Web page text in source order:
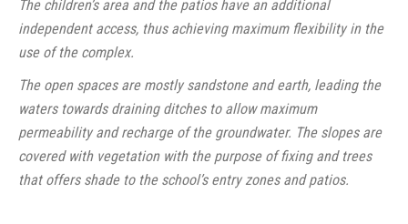
The children’s area and the patios have an additional
independent access, thus achieving maximum flexibility in the
use of the complex.
The open spaces are mostly sandstone and earth, leading the
waters towards draining ditches to allow maximum
permeability and recharge of the groundwater. The slopes are
covered with vegetation with the purpose of fixing and trees
that offers shade to the school’s entry zones and patios.